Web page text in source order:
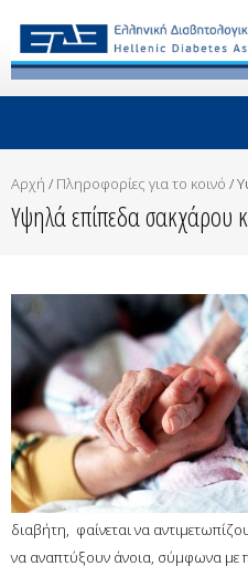
Αρχή / Πληροφορίες για το κοινό /
Υψηλά επίπεδα σακχάρου
διαβήτη, φαίνεται να
να αναπτύξουν άνοια, σύμφωνα με